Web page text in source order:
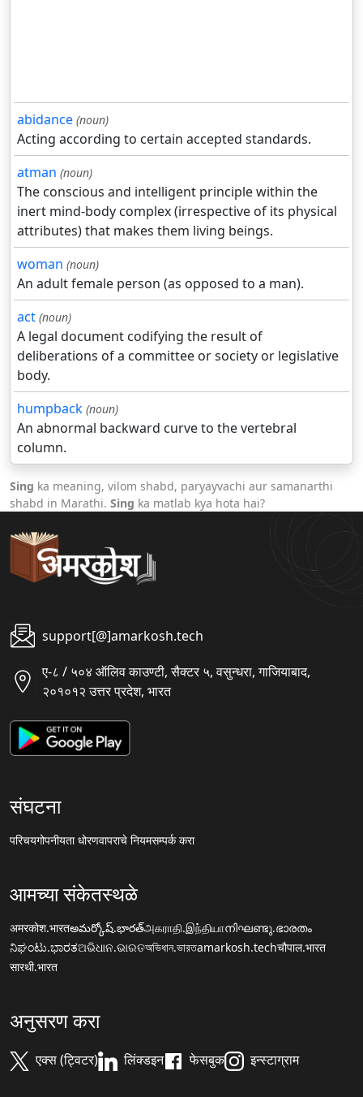
abidance (noun)
Acting according to certain accepted standards.
atman (noun)
The conscious and intelligent principle within the
inert mind-body complex (irrespective of its physical
attributes) that makes them living beings.
woman (noun)
An adult female person (as opposed to a man).
act (noun)
A legal document codifying the result of
deliberations of a committee or society or legislative
body.
humpback (noun)
An abnormal backward curve to the vertebral
column.
Sing ka meaning, vilom shabd, paryayvachi aur samanarthi
shabd in Marathi. Sing ka matlab kya hota hai?
support[@]amarkosh.tech
ए-८ / ५०४ ऑलिव काउण्टी, सैक्टर ५, वसुन्धरा, गाजियाबाद,
२०१०१२ उत्तर प्रदेश, भारत
संघटना
परिचयगोपनीयता धोरणवापराचे नियमसम्पर्क करा
आमच्या संकेतस्थळे
अमरकोश.भारतఅమర్కోష్.భారత్அகராதி.இந்தியாനിഘണ്ടു.ഭാരതം
ನಿಘಂಟು.ಭಾರತଅଭିଧାନ.ଭାରତঅভিধান.ভারতamarkosh.techचौपाल.भारत
सारथी.भारत
अनुसरण करा
एक्स (ट्विटर) लिंक्डइन फेसबुक इन्स्टाग्राम